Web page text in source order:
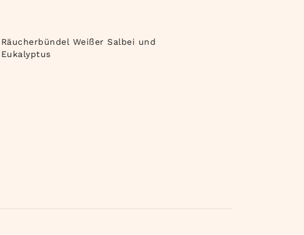
Räucherbündel Weißer Salbei und
Eukalyptus